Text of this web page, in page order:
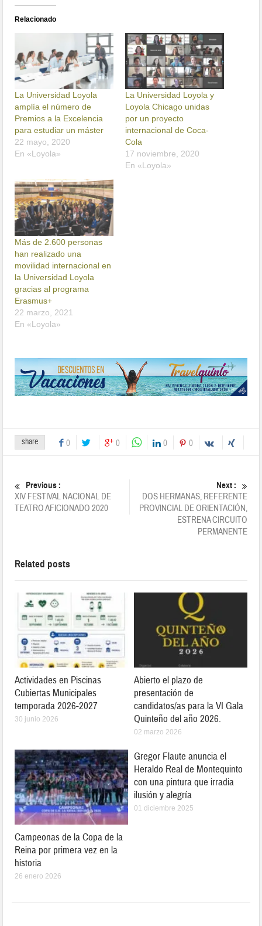
Relacionado
La Universidad Loyola
amplía el número de
Premios a la Excelencia
para estudiar un máster
22 mayo, 2020
En «Loyola»
La Universidad Loyola y
Loyola Chicago unidas
por un proyecto
internacional de Coca-
Cola
17 noviembre, 2020
En «Loyola»
Más de 2.600 personas
han realizado una
movilidad internacional en
la Universidad Loyola
gracias al programa
Erasmus+
22 marzo, 2021
En «Loyola»
share 0 0 0 0
Previous :
XIV FESTIVAL NACIONAL DE
TEATRO AFICIONADO 2020
Next :
DOS HERMANAS, REFERENTE
PROVINCIAL DE ORIENTACIÓN,
ESTRENA CIRCUITO
PERMANENTE
Related posts
Actividades en Piscinas
Cubiertas Municipales
temporada 2026-2027
30 junio 2026
Abierto el plazo de
presentación de
candidatos/as para la VI Gala
Quinteño del año 2026.
02 marzo 2026
Campeonas de la Copa de la
Reina por primera vez en la
historia
26 enero 2026
Gregor Flaute anuncia el
Heraldo Real de Montequinto
con una pintura que irradia
ilusión y alegría
01 diciembre 2025